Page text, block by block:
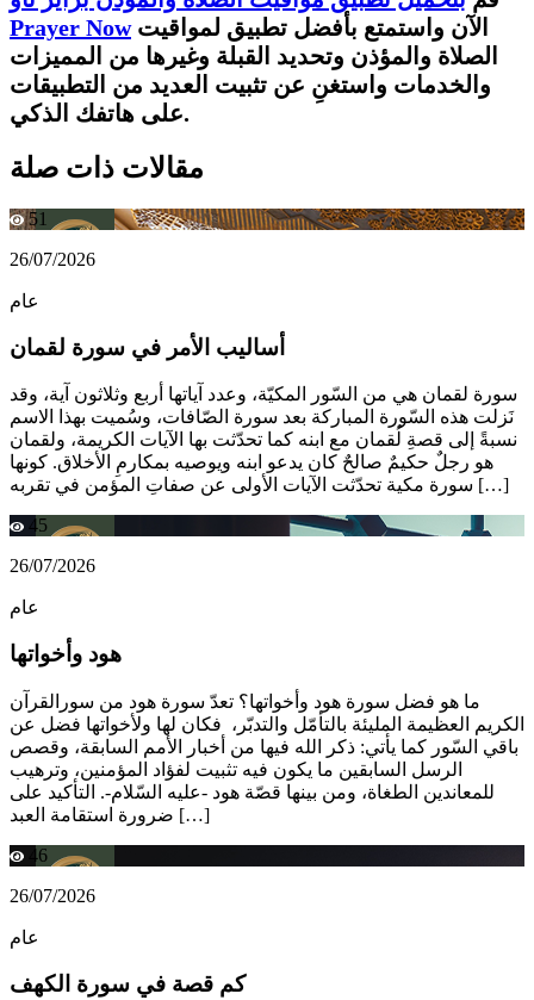
Prayer Nowالآن واستمتع بأفضل تطبيق لمواقيت
الصلاة والمؤذن وتحديد القبلة وغيرها من المميزات
والخدمات واستغنِ عن تثبيت العديد من التطبيقات
على هاتفك الذكي.
مقالات ذات صلة
51
26/07/2026
عام
أساليب الأمر في سورة لقمان
سورة لقمان هي من السّور المكيّة، وعدد آياتها أربع وثلاثون آية، وقد
نَزلت هذه السّورة المباركة بعد سورة الصّافات، وسُميت بهذا الاسم
نسبةً إلى قصةِ لُقمان مع ابنه كما تحدّثت بها الآيات الكريمة، ولقمان
هو رجلٌ حكيمٌ صالحٌ كان يدعو ابنه ويوصيه بمكارمِ الأخلاق. كونها
سورة مكية تحدّثت الآيات الأولى عن صفاتِ المؤمن في تقربه […]
45
26/07/2026
عام
هود وأخواتها
ما هو فضل سورة هود وأخواتها؟ تعدّ سورة هود من سورالقرآن
الكريم العظيمة المليئة بالتأمّل والتدبّر، فكان لها ولأخواتها فضل عن
باقي السّور كما يأتي: ذكر الله فيها من أخبار الأمم السابقة، وقصص
الرسل السابقين ما يكون فيه تثبيت لفؤاد المؤمنين، وترهيب
للمعاندين الطغاة، ومن بينها قصّة هود -عليه السّلام-. التأكيد على
ضرورة استقامة العبد […]
46
26/07/2026
عام
كم قصة في سورة الكهف